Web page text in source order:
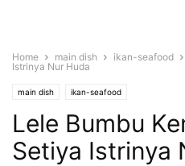
Home main dish ikan-seafood
Istrinya Nur Huda
main dish ikan-seafood
Lele Bumbu
Setiya Istrinya